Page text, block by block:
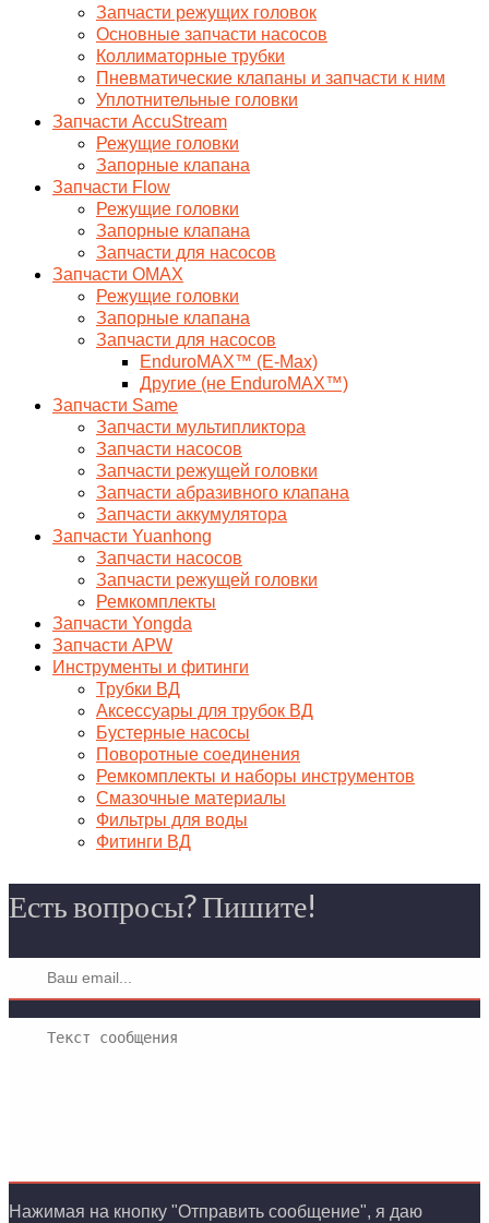
Запчасти режущих головок
Основные запчасти насосов
Коллиматорные трубки
Пневматические клапаны и запчасти к ним
Уплотнительные головки
Запчасти AccuStream
Режущие головки
Запорные клапана
Запчасти Flow
Режущие головки
Запорные клапана
Запчасти для насосов
Запчасти OMAX
Режущие головки
Запорные клапана
Запчасти для насосов
EnduroMAX™ (E-Max)
Другие (не EnduroMAX™)
Запчасти Same
Запчасти мультипликтора
Запчасти насосов
Запчасти режущей головки
Запчасти абразивного клапана
Запчасти аккумулятора
Запчасти Yuanhong
Запчасти насосов
Запчасти режущей головки
Ремкомплекты
Запчасти Yongda
Запчасти APW
Инструменты и фитинги
Трубки ВД
Аксессуары для трубок ВД
Бустерные насосы
Поворотные соединения
Ремкомплекты и наборы инструментов
Смазочные материалы
Фильтры для воды
Фитинги ВД
Есть вопросы? Пишите!
Нажимая на кнопку "Отправить сообщение", я даю